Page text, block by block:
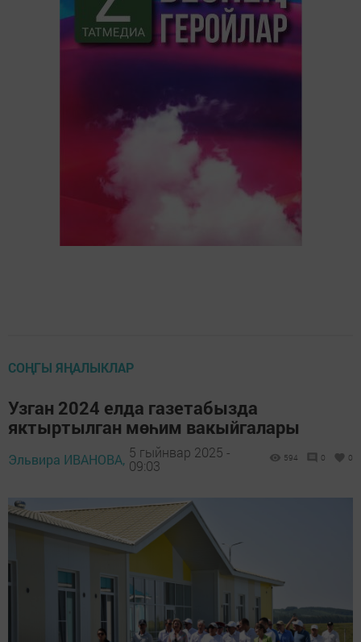
СОҢГЫ ЯҢАЛЫКЛАР
Узган 2024 елда газетабызда
яктыртылган мөһим вакыйгалары
Эльвира ИВАНОВА, 5 гыйнвар 2025 -
09:03
594 0 0